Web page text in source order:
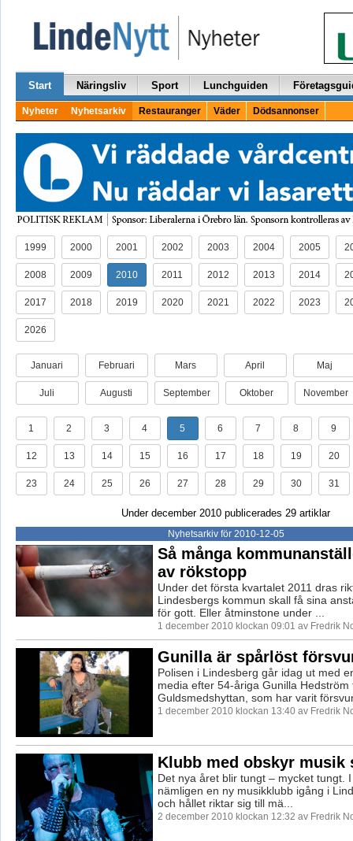
Start Näringsliv Sport Lunchguiden
Nyheter Nyhetsarkiv Restauranger Väder Dödsannonser
1999 2000 2001 2002 2003 2004 2005
2008 2009 2010 2011 2012 2013 2014
2017 2018 2019 2020 2021 2022 2023
2026
Januari Februari Mars April Maj
Juli Augusti September Oktober November
1 2 3 4 5 6 7 8 9
12 13 14 15 16 17 18 19 20
23 24 25 26 27 28 29 30 31
Under december 2010 publicerades 29 artiklar
Nyhetsarkiv för 2010-12-05
Så många
av rökstopp
Under det första kvartalet 2011 dras
Lindesbergs kommun skall få sina
för gott. Eller åtminstone under ...
1 december 2010 klockan 09:01 av Fredrik
Gunilla är spårlöst
Polisen i Lindesberg går idag ut med
media efter 54-åriga Gunilla Hedström
Guldsmedshyttan, som har varit
1 december 2010 klockan 13:40 av Fredrik
Klubb med obskyr musik
Det nya året blir tungt – mycket tungt.
nämligen en ny musikklubb igång i
och hållet riktar sig till mä...
2 december 2010 klockan 12:32 av Fredrik